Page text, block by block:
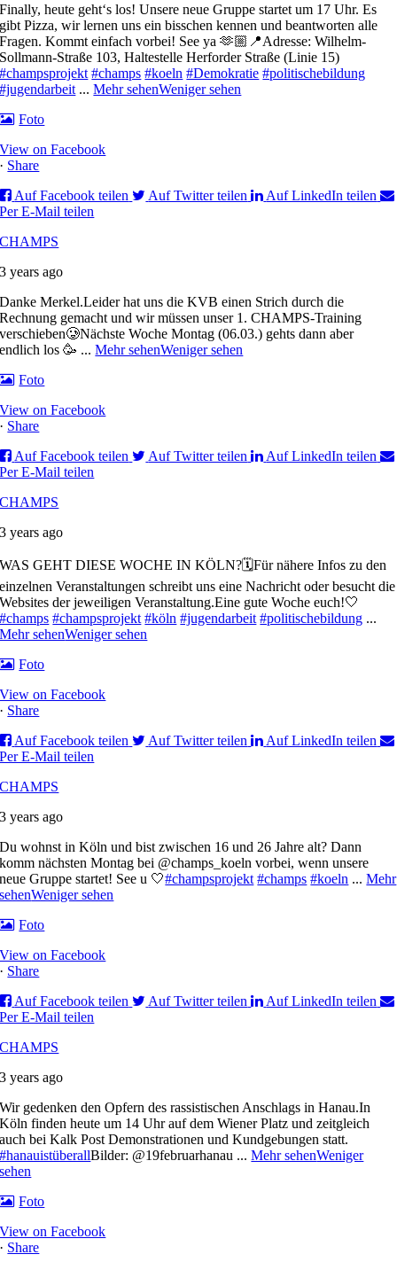
Finally, heute geht‘s los! Unsere neue Gruppe startet um 17 Uhr. Es
gibt Pizza, wir lernen uns ein bisschen kennen und beantworten alle
Fragen. Kommt einfach vorbei! See ya 🫶🏼 📍Adresse: Wilhelm-
Sollmann-Straße 103, Haltestelle Herforder Straße (Linie 15)
#champsprojekt #champs #koeln #Demokratie #politischebildung
#jugendarbeit ...Mehr sehenWeniger sehen
Foto
View on Facebook
· Share
Auf Facebook teilen
Auf Twitter teilen
Auf LinkedIn teilen
Per E-Mail teilen
CHAMPS
3 years ago
Danke Merkel.Leider hat uns die KVB einen Strich durch die
Rechnung gemacht und wir müssen unser 1. CHAMPS-Training
verschieben🥲Nächste Woche Montag (06.03.) gehts dann aber
endlich los 🥳 ...Mehr sehenWeniger sehen
Foto
View on Facebook
· Share
Auf Facebook teilen
Auf Twitter teilen
Auf LinkedIn teilen
Per E-Mail teilen
CHAMPS
3 years ago
WAS GEHT DIESE WOCHE IN KÖLN?🗓️Für nähere Infos zu den
einzelnen Veranstaltungen schreibt uns eine Nachricht oder besucht die
Websites der jeweiligen Veranstaltung.Eine gute Woche euch!🤍
#champs #champsprojekt #köln #jugendarbeit #politischebildung ...
Mehr sehenWeniger sehen
Foto
View on Facebook
· Share
Auf Facebook teilen
Auf Twitter teilen
Auf LinkedIn teilen
Per E-Mail teilen
CHAMPS
3 years ago
Du wohnst in Köln und bist zwischen 16 und 26 Jahre alt? Dann
komm nächsten Montag bei @champs_koeln vorbei, wenn unsere
neue Gruppe startet! See u 🤍#champsprojekt #champs #koeln ...Mehr
sehenWeniger sehen
Foto
View on Facebook
· Share
Auf Facebook teilen
Auf Twitter teilen
Auf LinkedIn teilen
Per E-Mail teilen
CHAMPS
3 years ago
Wir gedenken den Opfern des rassistischen Anschlags in Hanau.In
Köln finden heute um 14 Uhr auf dem Wiener Platz und zeitgleich
auch bei Kalk Post Demonstrationen und Kundgebungen statt.
#hanauistüberallBilder: @19februarhanau ...Mehr sehenWeniger
sehen
Foto
View on Facebook
· Share